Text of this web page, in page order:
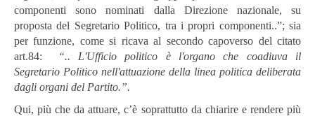
componenti sono nominati dalla Direzione nazionale, su
proposta del Segretario Politico, tra i propri componenti..”; sia
per funzione, come si ricava al secondo capoverso del citato
art.84:
“.. L'Ufficio politico è l'organo che coadiuva il
Segretario Politico nell'attuazione della linea politica deliberata
dagli organi del Partito.”.
Qui, più che da attuare, c’è soprattutto da chiarire e rendere più